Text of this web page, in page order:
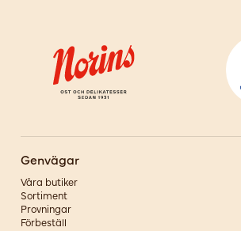
Genvägar
Våra butiker
Sortiment
Provningar
Förbeställ